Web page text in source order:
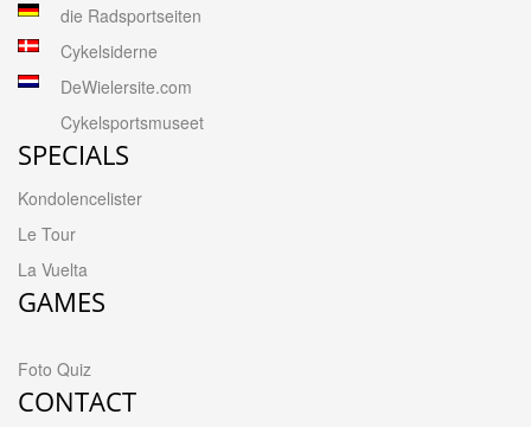
die Radsportseiten
Cykelsiderne
DeWielersite.com
Cykelsportsmuseet
SPECIALS
Kondolencelister
Le Tour
La Vuelta
GAMES
Foto Quiz
CONTACT